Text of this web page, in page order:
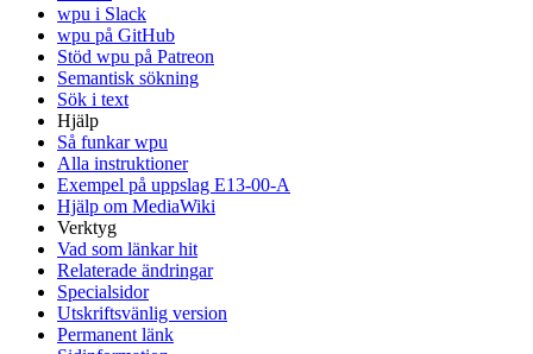
wpu i Slack
wpu på GitHub
Stöd wpu på Patreon
Semantisk sökning
Sök i text
Hjälp
Så funkar wpu
Alla instruktioner
Exempel på uppslag E13-00-A
Hjälp om MediaWiki
Verktyg
Vad som länkar hit
Relaterade ändringar
Specialsidor
Utskriftsvänlig version
Permanent länk